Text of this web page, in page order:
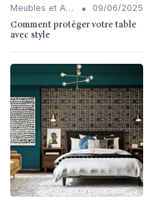
Meubles et Accessoires • 09/06/2025
Comment protéger votre table
avec style